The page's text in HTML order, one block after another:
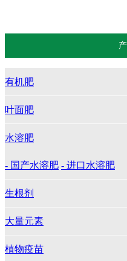
有机肥
叶面肥
水溶肥
- 国产水溶肥 - 进口水溶肥
生根剂
大量元素
植物疫苗